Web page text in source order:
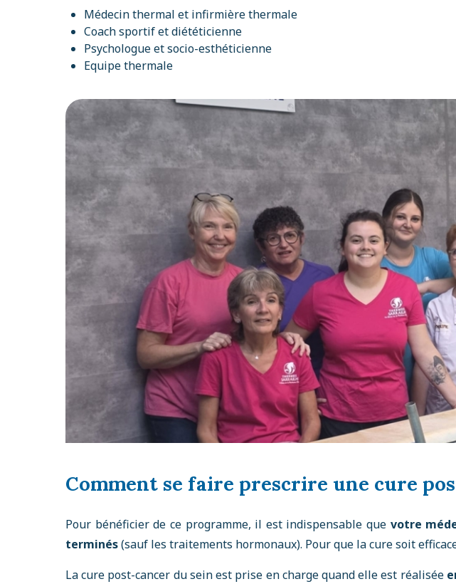
Médecin thermal et infirmière thermale
Coach sportif et diététicienne
Psychologue et socio-esthéticienne
Equipe thermale
Comment se faire prescrire une cure
Pour bénéficier de ce programme, il est indispensable que votre
terminés(sauf les traitements hormonaux). Pour que la cure soit
La cure post-cancer du sein est prise en charge quand elle est réalisée